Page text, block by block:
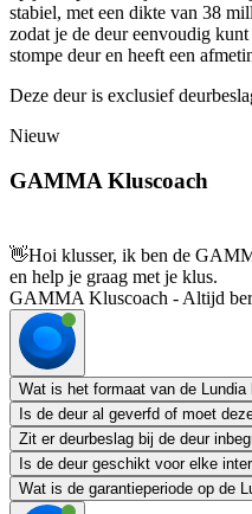
stabiel, met een dikte van 38
zodat je de deur eenvoudig
stompe deur en heeft een
Deze deur is exclusief
Nieuw
GAMMA Kluscoach
👋Hoi klusser, ik ben de
en help je graag met je klus.
GAMMA Kluscoach - Altijd
Wat is het formaat van de Lundia
Is de deur al geverfd of moet
Zit er deurbeslag bij de deur
Is de deur geschikt voor elke
Wat is de garantieperiode op de